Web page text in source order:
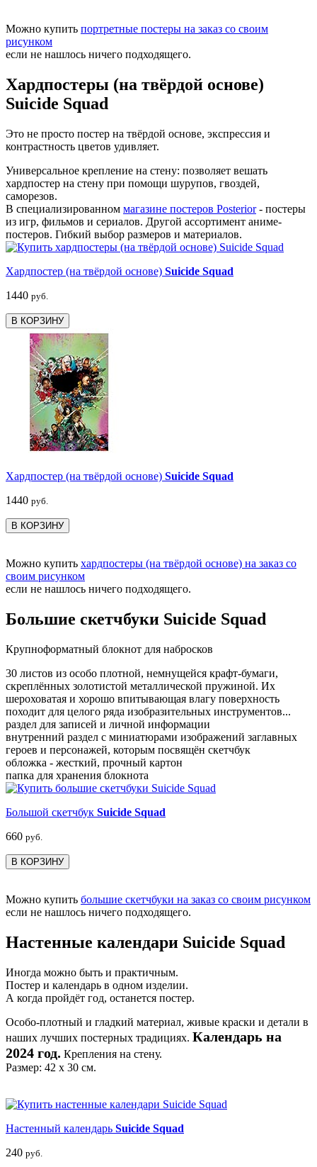
Можно купить портретные постеры на заказ со своим
рисунком
если не нашлось ничего подходящего.
Хардпостеры (на твёрдой основе)
Suicide Squad
Это не просто постер на твёрдой основе, экспрессия и
контрастность цветов удивляет.
Универсальное крепление на стену: позволяет вешать
хардпостер на стену при помощи шурупов, гвоздей,
саморезов.
В специализированном магазине постеров Posterior- постеры
из игр, фильмов и сериалов. Другой ассортимент аниме-
постеров. Гибкий выбор размеров и материалов.
Хардпостер (на твёрдой основе) Suicide Squad
1440 руб.
В КОРЗИНУ
Хардпостер (на твёрдой основе) Suicide Squad
1440 руб.
В КОРЗИНУ
Можно купить хардпостеры (на твёрдой основе) на заказ со
своим рисунком
если не нашлось ничего подходящего.
Большие скетчбуки Suicide Squad
Крупноформатный блокнот для набросков
30 листов из особо плотной, немнущейся крафт-бумаги,
скреплённых золотистой металлической пружиной. Их
шероховатая и хорошо впитывающая влагу поверхность
походит для целого ряда изобразительных инструментов...
раздел для записей и личной информации
внутренний раздел с миниатюрами изображений заглавных
героев и персонажей, которым посвящён скетчбук
обложка - жесткий, прочный картон
папка для хранения блокнота
Большой скетчбук Suicide Squad
660 руб.
В КОРЗИНУ
Можно купить большие скетчбуки на заказ со своим рисунком
если не нашлось ничего подходящего.
Настенные календари Suicide Squad
Иногда можно быть и практичным.
Постер и календарь в одном изделии.
А когда пройдёт год, останется постер.
Особо-плотный и гладкий материал, живые краски и детали в
наших лучших постерных традициях. Календарь на
2024 год. Крепления на стену.
Размер: 42 х 30 см.
Настенный календарь Suicide Squad
240 руб.